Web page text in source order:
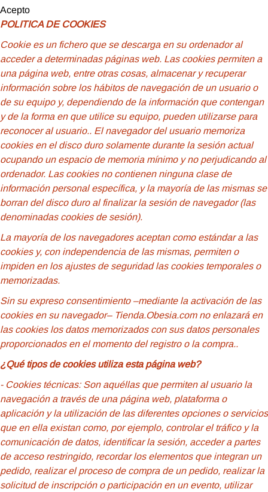
Acepto
POLITICA DE COOKIES
Cookie es un fichero que se descarga en su ordenador al
acceder a determinadas páginas web. Las cookies permiten a
una página web, entre otras cosas, almacenar y recuperar
información sobre los hábitos de navegación de un usuario o
de su equipo y, dependiendo de la información que contengan
y de la forma en que utilice su equipo, pueden utilizarse para
reconocer al usuario.. El navegador del usuario memoriza
cookies en el disco duro solamente durante la sesión actual
ocupando un espacio de memoria mínimo y no perjudicando al
ordenador. Las cookies no contienen ninguna clase de
información personal específica, y la mayoría de las mismas se
borran del disco duro al finalizar la sesión de navegador (las
denominadas cookies de sesión).
La mayoría de los navegadores aceptan como estándar a las
cookies y, con independencia de las mismas, permiten o
impiden en los ajustes de seguridad las cookies temporales o
memorizadas.
Sin su expreso consentimiento –mediante la activación de las
cookies en su navegador– Tienda.Obesia.com no enlazará en
las cookies los datos memorizados con sus datos personales
proporcionados en el momento del registro o la compra..
¿Qué tipos de cookies utiliza esta página web?
- Cookies técnicas: Son aquéllas que permiten al usuario la
navegación a través de una página web, plataforma o
aplicación y la utilización de las diferentes opciones o servicios
que en ella existan como, por ejemplo, controlar el tráfico y la
comunicación de datos, identificar la sesión, acceder a partes
de acceso restringido, recordar los elementos que integran un
pedido, realizar el proceso de compra de un pedido, realizar la
solicitud de inscripción o participación en un evento, utilizar